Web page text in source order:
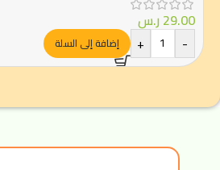
29.00ر.س
-
+ إضافة إلى السلة